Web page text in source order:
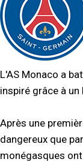
L'AS Monaco a
inspiré grâce à un
Après une
dangereux que
monégasques